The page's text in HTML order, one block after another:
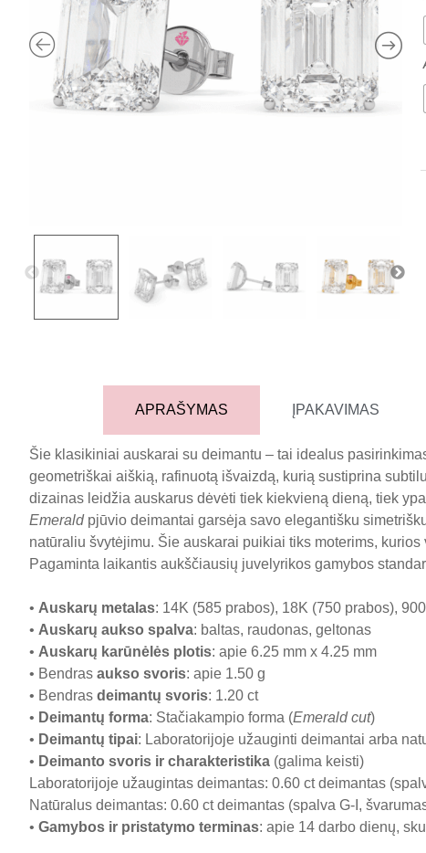
APRAŠYMAS ĮPAKAVIMAS
Šie klasikiniai auskarai su deimantu – tai idealus
geometriškai aiškią, rafinuotą išvaizdą, kurią sustiprina
dizainas leidžia auskarus dėvėti tiek kiekvieną dieną, tiek
Emeraldpjūvio deimantai garsėja savo elegantišku
natūraliu švytėjimu. Šie auskarai puikiai tiks moterims,
Pagaminta laikantis aukščiausių juvelyrikos gamybos
• Auskarų metalas: 14K (585 prabos), 18K (750 prabos),
• Auskarų aukso spalva: baltas, raudonas, geltonas
• Auskarų karūnėlės plotis: apie 6.25 mm x 4.25 mm
• Bendras aukso svoris: apie 1.50 g
• Bendras deimantų svoris: 1.20 ct
• Deimantų forma: Stačiakampio forma (Emerald cut)
• Deimantų tipai: Laboratorijoje užauginti deimantai arba
• Deimanto svoris ir charakteristika (galima keisti)
Laboratorijoje užaugintas deimantas: 0.60 ct deimantas
Natūralus deimantas: 0.60 ct deimantas (spalva G-I,
• Gamybos ir pristatymo terminas: apie 14 darbo dienų,